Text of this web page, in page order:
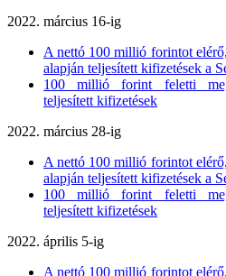
2022. március 16-ig
A nettó 100 millió forintot
alapján teljesített kifizetések a
100 millió forint feletti
teljesített kifizetések
2022. március 28-ig
A nettó 100 millió forintot
alapján teljesített kifizetések a
100 millió forint feletti
teljesített kifizetések
2022. április 5-ig
A nettó 100 millió forintot